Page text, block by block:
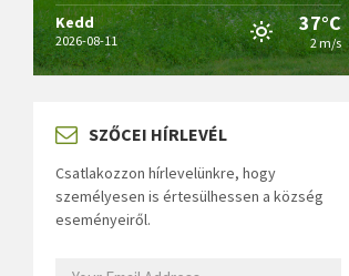
Kedd
2026-08-11
37°C
2 m/s
SZŐCEI HÍRLEVÉL
Csatlakozzon hírlevelünkre, hogy
személyesen is értesülhessen a község
eseményeiről.